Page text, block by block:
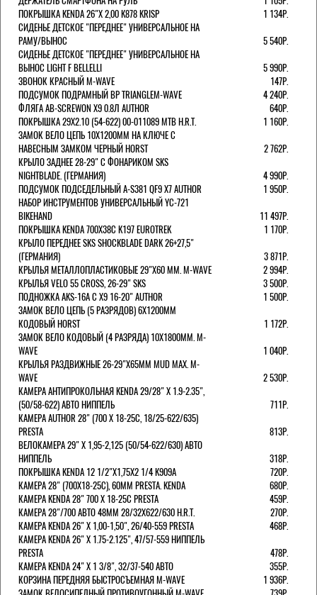
ПОКРЫШКА KENDA 26"Х 2,00 K878 KRISP
1 134Р.
СИДЕНЬЕ ДЕТСКОЕ "ПЕРЕДНЕЕ" УНИВЕРСАЛЬНОЕ НА
РАМУ/ВЫНОС
5 540Р.
СИДЕНЬЕ ДЕТСКОЕ "ПЕРЕДНЕЕ" УНИВЕРСАЛЬНОЕ НА
ВЫНОС LIGHT F BELLELLI
5 990Р.
ЗВОНОК КРАСНЫЙ M-WAVE
147Р.
ПОДСУМОК ПОДРАМНЫЙ BP TRIANGLEM-WAVE
4 240Р.
ФЛЯГА AB-SCREWON X9 0.8Л AUTHOR
640Р.
ПОКРЫШКА 29X2.10 (54-622) 00-011089 MTB H.R.T.
1 160Р.
ЗАМОК ВЕЛО ЦЕПЬ 10Х1200ММ НА КЛЮЧЕ С
НАВЕСНЫМ ЗАМКОМ ЧЕРНЫЙ HORST
2 762Р.
КРЫЛО ЗАДНЕЕ 28-29" С ФОНАРИКОМ SKS
NIGHTBLADE. (ГЕРМАНИЯ)
4 990Р.
ПОДСУМОК ПОДСЕДЕЛЬНЫЙ A-S381 QF9 X7 AUTHOR
1 950Р.
НАБОР ИНСТРУМЕНТОВ УНИВЕРСАЛЬНЫЙ YC-721
BIKEHAND
11 497Р.
ПОКРЫШКА KENDA 700Х38С K197 EUROTREK
1 170Р.
КРЫЛО ПЕРЕДНЕЕ SKS SHOCKBLADE DARK 26+27,5"
(ГЕРМАНИЯ)
3 871Р.
КРЫЛЬЯ МЕТАЛЛОПЛАСТИКОВЫЕ 29"Х60 ММ. M-WAVE
2 994Р.
КРЫЛЬЯ VELO 55 CROSS, 26-29" SKS
3 500Р.
ПОДНОЖКА AKS-16A C X9 16-20" AUTHOR
1 500Р.
ЗАМОК ВЕЛО ЦЕПЬ (5 РАЗРЯДОВ) 6Х1200ММ
КОДОВЫЙ HORST
1 172Р.
ЗАМОК ВЕЛО КОДОВЫЙ (4 РАЗРЯДА) 10Х1800ММ. M-
WAVE
1 040Р.
КРЫЛЬЯ РАЗДВИЖНЫЕ 26-29"Х65ММ MUD MAX. M-
WAVE
2 530Р.
КАМЕРА АНТИПРОКОЛЬНАЯ KENDA 29/28" Х 1.9-2.35",
(50/58-622) АВТО НИППЕЛЬ
711Р.
КАМЕРА AUTHOR 28" (700 Х 18-25С, 18/25-622/635)
PRESTA
813Р.
ВЕЛОКАМЕРА 29" X 1,95-2,125 (50/54-622/630) АВТО
НИППЕЛЬ
318Р.
ПОКРЫШКА KENDA 12 1/2"Х1,75X2 1/4 K909A
720Р.
КАМЕРА 28" (700Х18-25С), 60ММ PRESTA. KENDA
680Р.
КАМЕРА KENDA 28" 700 Х 18-25С PRESTA
459Р.
КАМЕРА 28"/700 АВТО 48ММ 28/32Х622/630 H.R.T.
270Р.
КАМЕРА KENDA 26" Х 1,00-1,50", 26/40-559 PRESTA
468Р.
КАМЕРА KENDA 26" Х 1.75-2.125", 47/57-559 НИППЕЛЬ
PRESTA
478Р.
КАМЕРА KENDA 24" Х 1 3/8", 32/37-540 АВТО
355Р.
КОРЗИНА ПЕРЕДНЯЯ БЫСТРОСЪЕМНАЯ M-WAVE
1 936Р.